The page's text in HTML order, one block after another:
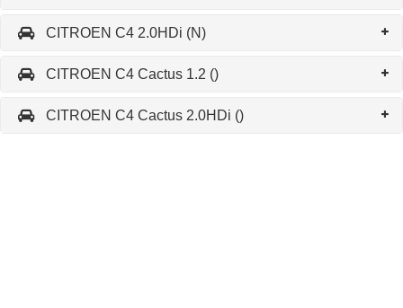
CITROEN C4 2.0HDi (N)
CITROEN C4 Cactus 1.2 ()
CITROEN C4 Cactus 2.0HDi ()